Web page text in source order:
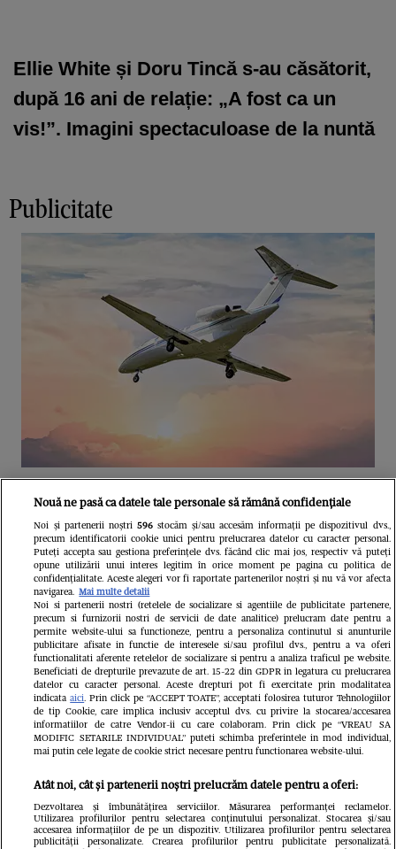
Ellie White și Doru Tincă s-au căsătorit,
după 16 ani de relație: „A fost ca un
vis!”. Imagini spectaculoase de la nuntă
Publicitate
Unul dintre cele mai folosite
aeroporturi din Europa își închide
complet porțile timp de trei luni.
Milioane de pasageri, afectați
Nouă ne pasă ca datele tale personale să rămână confidențiale
Noi și partenerii noștri 596stocăm și/sau accesăm informații pe dispozitivul dvs.,
precum identificatorii cookie unici pentru prelucrarea datelor cu caracter personal.
Puteți accepta sau gestiona preferințele dvs. făcând clic mai jos, respectiv vă puteți
opune utilizării unui interes legitim în orice moment pe pagina cu politica de
confidențialitate. Aceste alegeri vor fi raportate partenerilor noștri și nu vă vor afecta
navigarea. Mai multe detalii
Noi si partenerii nostri (retelele de socializare si agentiile de publicitate partenere,
precum si furnizorii nostri de servicii de date analitice) prelucram date pentru a
permite website-ului sa functioneze, pentru a personaliza continutul si anunturile
publicitare afisate in functie de interesele si/sau profilul dvs., pentru a va oferi
functionalitati aferente retelelor de socializare si pentru a analiza traficul pe website.
Beneficiati de drepturile prevazute de art. 15-22 din GDPR in legatura cu prelucrarea
datelor cu caracter personal. Aceste drepturi pot fi exercitate prin modalitatea
indicataaici. Prin click pe “ACCEPT TOATE”, acceptati folosirea tuturor Tehnologiilor
de tip Cookie, care implica inclusiv acceptul dvs. cu privire la stocarea/accesarea
informatiilor de catre Vendor-ii cu care colaboram. Prin click pe “VREAU SA
MODIFIC SETARILE INDIVIDUAL” puteti schimba preferintele in mod individual,
mai putin cele legate de cookie strict necesare pentru functionarea website-ului.
Atât noi, cât și partenerii noștri prelucrăm datele pentru a oferi:
Dezvoltarea și îmbunătățirea serviciilor. Măsurarea performanței reclamelor.
Utilizarea profilurilor pentru selectarea conținutului personalizat. Stocarea și/sau
accesarea informațiilor de pe un dispozitiv. Utilizarea profilurilor pentru selectarea
publicității personalizate. Crearea profilurilor pentru publicitate personalizată.